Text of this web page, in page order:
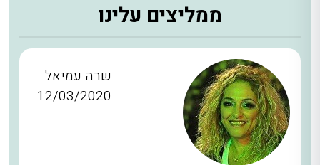
ממליצים עלינו
שרה עמיאל
12/03/2020